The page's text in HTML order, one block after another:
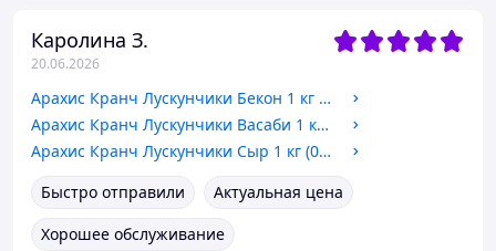
Каролина З.
20.06.2026
Арахис Кранч Лускунчики Бекон 1 кг (048320091)
Арахис Кранч Лускунчики Васаби 1 кг (048320092)
Арахис Кранч Лускунчики Сыр 1 кг (048320094)
Быстро отправили
Актуальная цена
Хорошее обслуживание